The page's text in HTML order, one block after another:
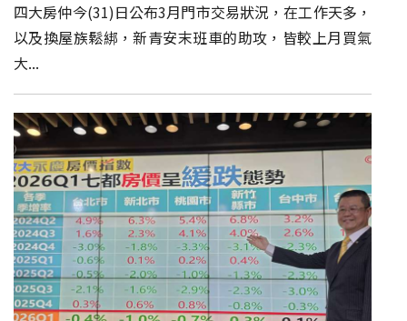
四大房仲今(31)日公布3月門市交易狀況，在工作天多，
以及換屋族鬆綁，新青安末班車的助攻，皆較上月買氣
大...